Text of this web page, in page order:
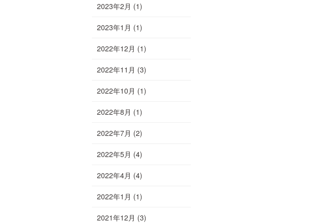
2023年2月 (1)
2023年1月 (1)
2022年12月 (1)
2022年11月 (3)
2022年10月 (1)
2022年8月 (1)
2022年7月 (2)
2022年5月 (4)
2022年4月 (4)
2022年1月 (1)
2021年12月 (3)